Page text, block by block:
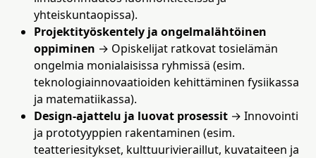
yhteiskuntaopissa).
Projektityöskentely ja ongelmalähtöinen
oppiminen → Opiskelijat ratkovat tosielämän
ongelmia monialaisissa ryhmissä (esim.
teknologiainnovaatioiden kehittäminen fysiikassa
ja matematiikassa).
Design-ajattelu ja luovat prosessit → Innovointi
ja prototyyppien rakentaminen (esim.
teatteriesitykset, kulttuurivieraillut, kuvataiteen ja